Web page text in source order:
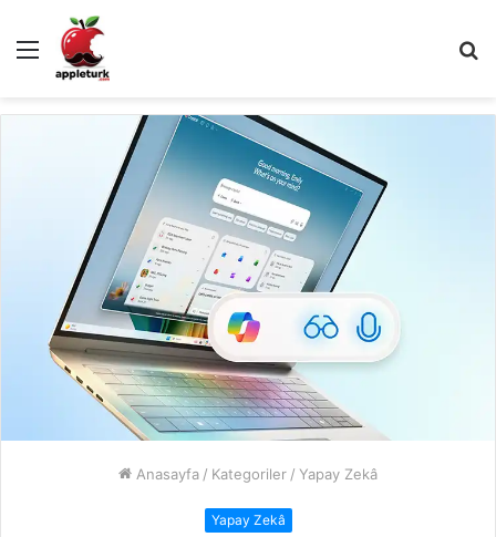
Menü
...
Anasayfa / Kategoriler / Yapay Zekâ
Yapay Zekâ